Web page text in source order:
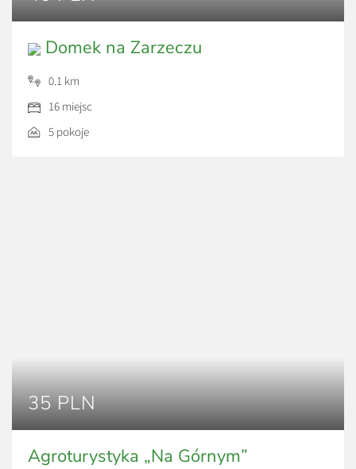
Domek na Zarzeczu
0.1 km
16 miejsc
5 pokoje
35 PLN
Agroturystyka „Na Górnym”